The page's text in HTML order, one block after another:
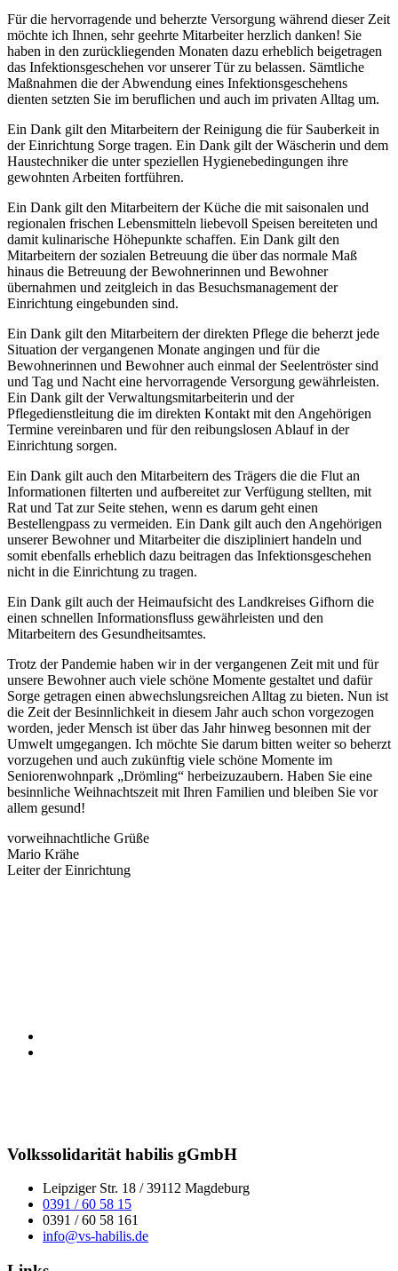
Für die hervorragende und beherzte Versorgung während dieser Zeit
möchte ich Ihnen, sehr geehrte Mitarbeiter herzlich danken! Sie
haben in den zurückliegenden Monaten dazu erheblich beigetragen
das Infektionsgeschehen vor unserer Tür zu belassen. Sämtliche
Maßnahmen die der Abwendung eines Infektionsgeschehens
dienten setzten Sie im beruflichen und auch im privaten Alltag um.
Ein Dank gilt den Mitarbeitern der Reinigung die für Sauberkeit in
der Einrichtung Sorge tragen. Ein Dank gilt der Wäscherin und dem
Haustechniker die unter speziellen Hygienebedingungen ihre
gewohnten Arbeiten fortführen.
Ein Dank gilt den Mitarbeitern der Küche die mit saisonalen und
regionalen frischen Lebensmitteln liebevoll Speisen bereiteten und
damit kulinarische Höhepunkte schaffen. Ein Dank gilt den
Mitarbeitern der sozialen Betreuung die über das normale Maß
hinaus die Betreuung der Bewohnerinnen und Bewohner
übernahmen und zeitgleich in das Besuchsmanagement der
Einrichtung eingebunden sind.
Ein Dank gilt den Mitarbeitern der direkten Pflege die beherzt jede
Situation der vergangenen Monate angingen und für die
Bewohnerinnen und Bewohner auch einmal der Seelentröster sind
und Tag und Nacht eine hervorragende Versorgung gewährleisten.
Ein Dank gilt der Verwaltungsmitarbeiterin und der
Pflegedienstleitung die im direkten Kontakt mit den Angehörigen
Termine vereinbaren und für den reibungslosen Ablauf in der
Einrichtung sorgen.
Ein Dank gilt auch den Mitarbeitern des Trägers die die Flut an
Informationen filterten und aufbereitet zur Verfügung stellten, mit
Rat und Tat zur Seite stehen, wenn es darum geht einen
Bestellengpass zu vermeiden. Ein Dank gilt auch den Angehörigen
unserer Bewohner und Mitarbeiter die diszipliniert handeln und
somit ebenfalls erheblich dazu beitragen das Infektionsgeschehen
nicht in die Einrichtung zu tragen.
Ein Dank gilt auch der Heimaufsicht des Landkreises Gifhorn die
einen schnellen Informationsfluss gewährleisten und den
Mitarbeitern des Gesundheitsamtes.
Trotz der Pandemie haben wir in der vergangenen Zeit mit und für
unsere Bewohner auch viele schöne Momente gestaltet und dafür
Sorge getragen einen abwechslungsreichen Alltag zu bieten. Nun ist
die Zeit der Besinnlichkeit in diesem Jahr auch schon vorgezogen
worden, jeder Mensch ist über das Jahr hinweg besonnen mit der
Umwelt umgegangen. Ich möchte Sie darum bitten weiter so beherzt
vorzugehen und auch zukünftig viele schöne Momente im
Seniorenwohnpark „Drömling“ herbeizuzaubern. Haben Sie eine
besinnliche Weihnachtszeit mit Ihren Familien und bleiben Sie vor
allem gesund!
vorweihnachtliche Grüße
Mario Krähe
Leiter der Einrichtung
Volkssolidarität habilis gGmbH
Leipziger Str. 18 / 39112 Magdeburg
0391 / 60 58 15
0391 / 60 58 161
info@vs-habilis.de